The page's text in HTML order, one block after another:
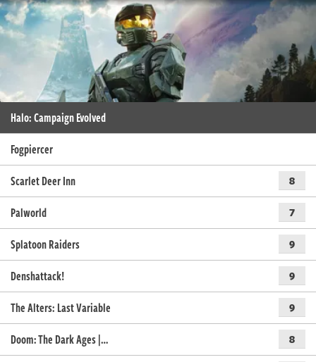
Halo: Campaign Evolved
Fogpiercer
Scarlet Deer Inn
8
Palworld 7
Splatoon Raiders 9
Denshattack! 9
The Alters: Last Variable 9
Doom: The Dark Ages |… 8